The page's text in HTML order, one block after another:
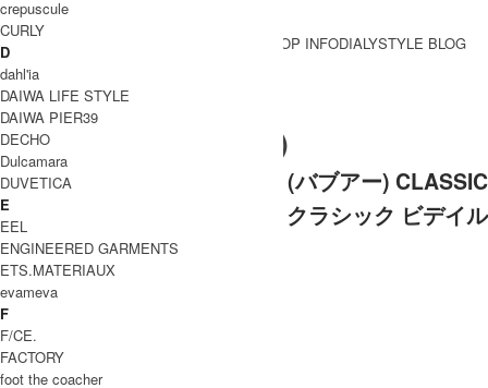
BRAND一覧
BRAND一覧
SHOP INFODIALYSTYLE BLOG
BARBOUR (バブアー)
[THANK SOLD] BARBOUR (バブアー) CLASSIC
BEDALE / クラシック ビデイル
crepuscule
CURLY
D
dahl'ia
DAIWA LIFE STYLE
DAIWA PIER39
DECHO
Dulcamara
DUVETICA
E
EEL
ENGINEERED GARMENTS
ETS.MATERIAUX
evameva
F
F/CE.
FACTORY
foot the coacher